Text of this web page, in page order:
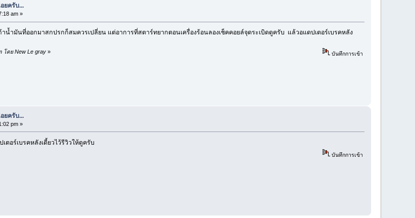
ยครับ...
am »
น้ำมันที่ออกมาสกปรกก็สมควรเปลี่ยน แต่อาการที่สตาร์ทยากตอนเครื่องร้อนลองเช็คคอยล์จุดระเบิดดูครับ แล้วอแดปเตอร์เบรคหลัง
โดย New Le gray» บันทึกการเข้า
ยครับ...
pm »
อร์เบรคหลังเดี้ยวไว้รีวิวให้ดูครับ
บันทึกการเข้า